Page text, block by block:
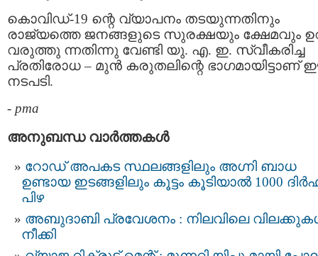
കൊവിഡ്-19 ന്റെ വ്യാപനം തടയുന്നതിനും
രാജ്യത്തെ ജനങ്ങളുടെ സുരക്ഷയും ക്ഷേമവും
വരുത്തു ന്നതിന്നു വേണ്ടി യു. എ. ഇ. സ്വീകരിച്ച
പ്രതിരോധ – മുന്‍ കരുതലിന്റെ ഭാഗമായിട്ടാണ്
നടപടി.
- pma
അനുബന്ധ വാര്‍ത്തകള്‍
റോഡ് അപകട സ്ഥലങ്ങളിലും അഗ്നി ബാധ
ഉണ്ടായ ഇടങ്ങളിലും കൂട്ടം കൂടിയാല്‍ 1000
പിഴ
അബുദാബി പ്രവേശനം : നിലവിലെ
നീക്കി